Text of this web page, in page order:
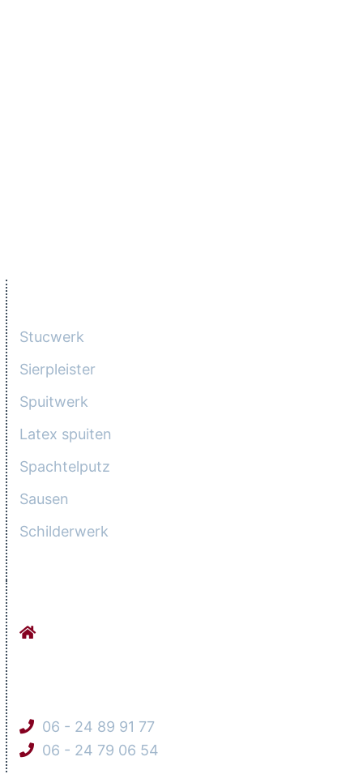
Stucwerk
Sierpleister
Spuitwerk
Latex spuiten
Spachtelputz
Sausen
Schilderwerk
Stucadoorsbedrijf Orhan Werkhovenseweg
06 - 24 89 91 77
06 - 24 79 06 54